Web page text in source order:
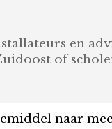
en
of
naar